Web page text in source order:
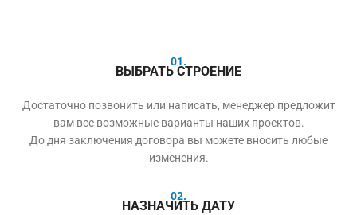
01.
ВЫБРАТЬ СТРОЕНИЕ
Достаточно позвонить или написать, менеджер предложит
вам все возможные варианты наших проектов.
До дня заключения договора вы можете вносить любые
изменения.
02.
НАЗНАЧИТЬ ДАТУ